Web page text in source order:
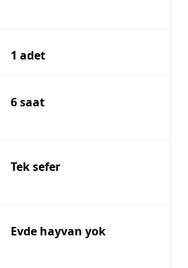
1 adet
6 saat
Tek sefer
Evde hayvan yok